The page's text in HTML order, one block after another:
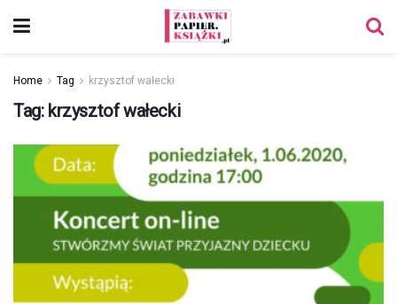
Home Tag krzysztof wałecki
Tag: krzysztof wałecki